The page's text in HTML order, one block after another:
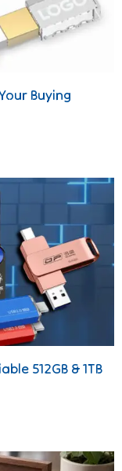
Buying
512GB & 1TB